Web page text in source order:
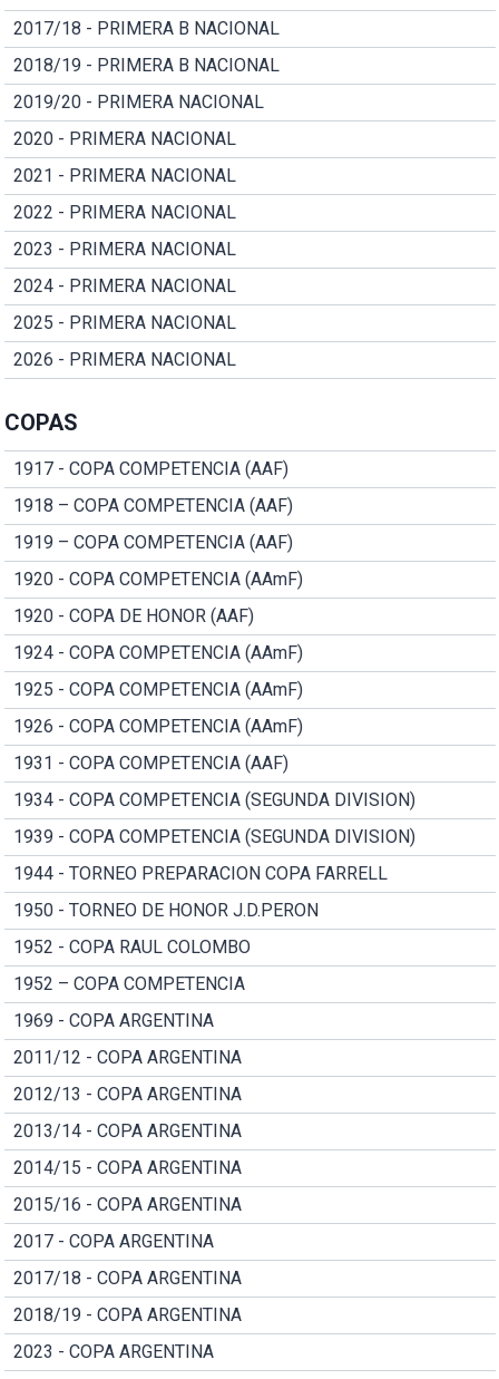
2017/18 - PRIMERA B NACIONAL
2018/19 - PRIMERA B NACIONAL
2019/20 - PRIMERA NACIONAL
2020 - PRIMERA NACIONAL
2021 - PRIMERA NACIONAL
2022 - PRIMERA NACIONAL
2023 - PRIMERA NACIONAL
2024 - PRIMERA NACIONAL
2025 - PRIMERA NACIONAL
2026 - PRIMERA NACIONAL
COPAS
1917 - COPA COMPETENCIA (AAF)
1918 – COPA COMPETENCIA (AAF)
1919 – COPA COMPETENCIA (AAF)
1920 - COPA COMPETENCIA (AAmF)
1920 - COPA DE HONOR (AAF)
1924 - COPA COMPETENCIA (AAmF)
1925 - COPA COMPETENCIA (AAmF)
1926 - COPA COMPETENCIA (AAmF)
1931 - COPA COMPETENCIA (AAF)
1934 - COPA COMPETENCIA (SEGUNDA DIVISION)
1939 - COPA COMPETENCIA (SEGUNDA DIVISION)
1944 - TORNEO PREPARACION COPA FARRELL
1950 - TORNEO DE HONOR J.D.PERON
1952 - COPA RAUL COLOMBO
1952 – COPA COMPETENCIA
1969 - COPA ARGENTINA
2011/12 - COPA ARGENTINA
2012/13 - COPA ARGENTINA
2013/14 - COPA ARGENTINA
2014/15 - COPA ARGENTINA
2015/16 - COPA ARGENTINA
2017 - COPA ARGENTINA
2017/18 - COPA ARGENTINA
2018/19 - COPA ARGENTINA
2023 - COPA ARGENTINA